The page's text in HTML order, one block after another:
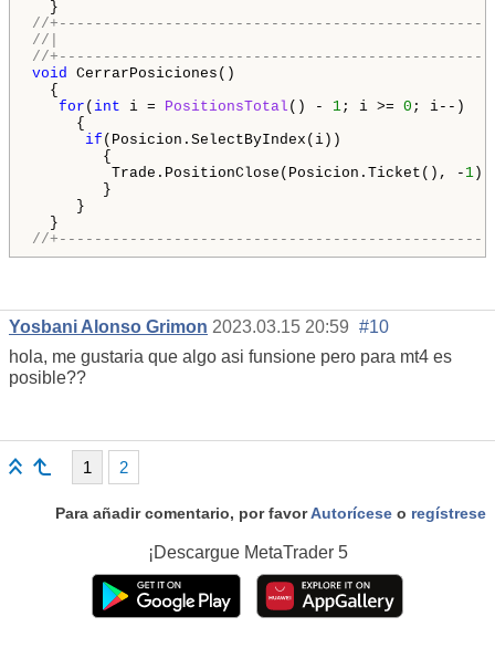
//
//|
//
void
CerrarPosiciones()
{
for ( int i = PositionsTotal () - 1; i >= 0 ; i--)
{
if (Posicion.SelectByIndex(i))
{
Trade.PositionClose(Posicion.Ticket(), - 1 );
}
}
//
Yosbani Alonso Grimon 2023.03.15 20:59 #10
hola, me gustaria que algo asi funsione pero para mt4 es
posible??
1 2
Para añadir comentario, por favorAutorícese o regístrese
¡Descargue MetaTrader 5